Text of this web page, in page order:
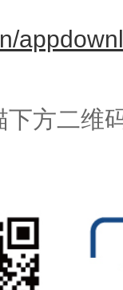
方二维